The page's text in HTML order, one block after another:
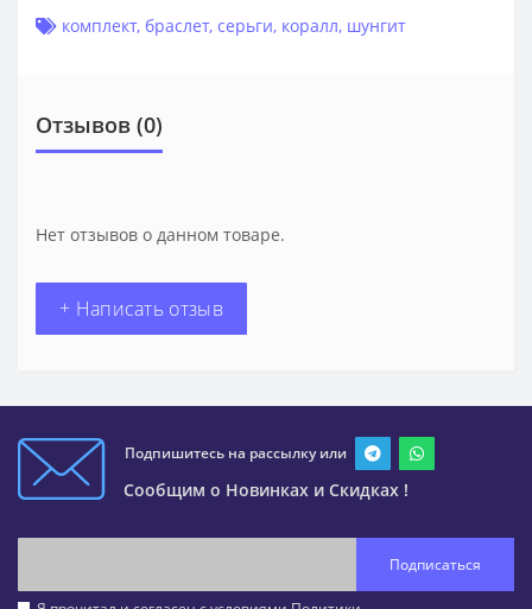
комплект, браслет, серьги, коралл, шунгит
Отзывов (0)
Нет отзывов о данном товаре.
+ Написать отзыв
Подпишитесь на рассылку или
Сообщим о Новинках и Скидках !
Подписаться